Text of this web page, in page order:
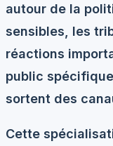
autour de la
sensibles, les
réactions
public
sortent des
Cette